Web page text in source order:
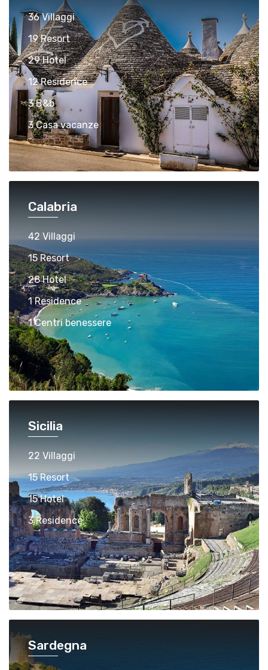
36 Villaggi
19 Resort
29 Hotel
12 Residence
3 B&b
3 Casa vacanze
Calabria
42 Villaggi
15 Resort
28 Hotel
1 Residence
1 Centri benessere
Sicilia
22 Villaggi
15 Resort
15 Hotel
3 Residence
Sardegna